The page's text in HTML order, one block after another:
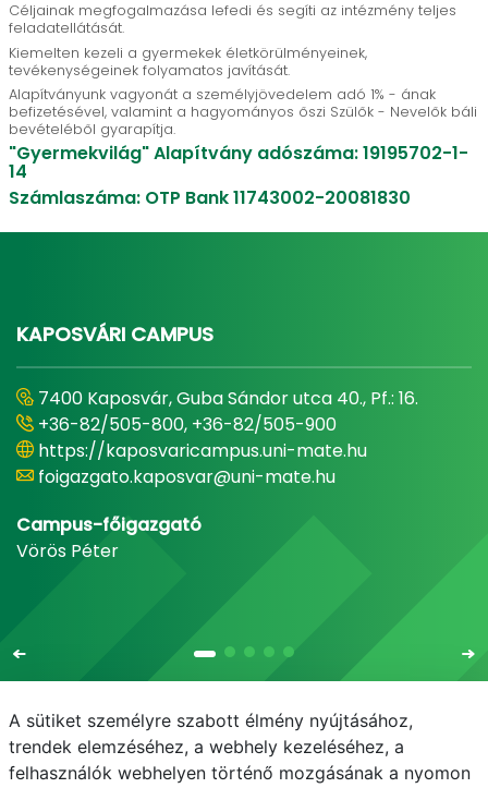
Céljainak megfogalmazása lefedi és segíti az intézmény teljes
feladatellátását.
Kiemelten kezeli a gyermekek életkörülményeinek,
tevékenységeinek folyamatos javítását.
Alapítványunk vagyonát a személyjövedelem adó 1% - ának
befizetésével, valamint a hagyományos őszi Szülők - Nevelők báli
bevételéből gyarapítja.
"Gyermekvilág" Alapítvány adószáma: 19195702-1-
14
Számlaszáma: OTP Bank 11743002-20081830
KAPOSVÁRI CAMPUS
7400 Kaposvár, Guba Sándor utca 40., Pf.: 16.
+36-82/505-800, +36-82/505-900
https://kaposvaricampus.uni-mate.hu
foigazgato.kaposvar@uni-mate.hu
Campus-főigazgató
Vörös Péter
A sütiket személyre szabott élmény nyújtásához,
trendek elemzéséhez, a webhely kezeléséhez, a
felhasználók webhelyen történő mozgásának a nyomon